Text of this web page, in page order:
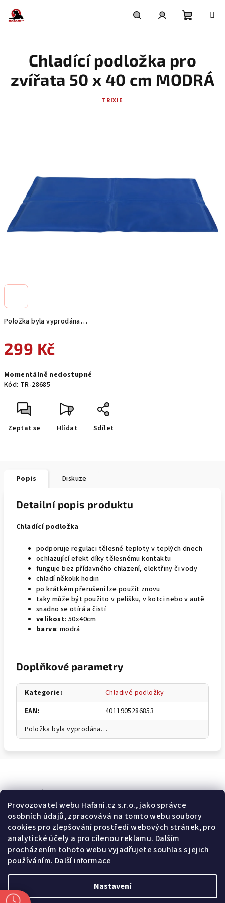
Provozovatel webu Hafani.cz s.r.o., jako správce
osobních údajů, zpracovává na tomto webu soubory
cookies pro zlepšování prostředí webových stránek, pro
analytické účely a pro cílenou reklamu. Dalším
procházením tohoto webu vyjadřujete souhlas s jejich
používáním. Další informace
Nastavení
obsah
košík
Položka byla vyprodána…
299 Kč
cena:
Momentálně nedostupné
Kód: TR-28685
Zeptat se Hlídat Sdílet
Chladící podložka pro
zvířata 50 x 40 cm MODRÁ
TRIXIE
Popis Diskuze
Detailní popis produktu
Chladící podložka
podporuje regulaci tělesné teploty v teplých dnech
ochlazující efekt díky tělesnému kontaktu
funguje bez přídavného chlazení, elektřiny či vody
chladí několik hodin
po krátkém přerušení lze použít znovu
taky může být použito v pelíšku, v kotci nebo v autě
snadno se otírá a čistí
velikost: 50x40cm
barva: modrá
Doplňkové parametry
Kategorie:
Chladivé podložky
EAN:
4011905286853
Položka byla vyprodána…
Odebírat newsletter
E-mail
Potvrzuji souhlas svšeobecnými obchodními podmínkami a
spodmínkami zpracovávání a ochrany osobních údajů .
Přihlásit se
Z